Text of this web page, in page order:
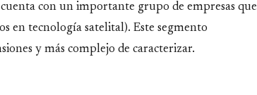
con un importante grupo de empresas que
en tecnología satelital). Este segmento
y más complejo de caracterizar.